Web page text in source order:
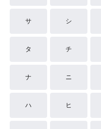
サ シ
タ チ
ナ ニ
ハ ヒ